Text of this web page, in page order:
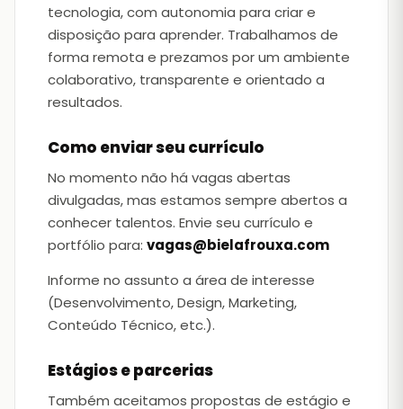
tecnologia, com autonomia para criar e
disposição para aprender. Trabalhamos de
forma remota e prezamos por um ambiente
colaborativo, transparente e orientado a
resultados.
Como enviar seu currículo
No momento não há vagas abertas
divulgadas, mas estamos sempre abertos a
conhecer talentos. Envie seu currículo e
portfólio para: vagas@bielafrouxa.com
Informe no assunto a área de interesse
(Desenvolvimento, Design, Marketing,
Conteúdo Técnico, etc.).
Estágios e parcerias
Também aceitamos propostas de estágio e